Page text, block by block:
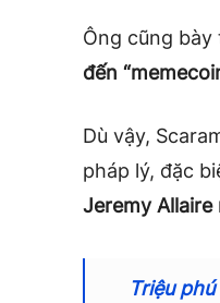
Ông cũng bày
đến
Dù vậy,
pháp lý, đặc
Jeremy
Triệu